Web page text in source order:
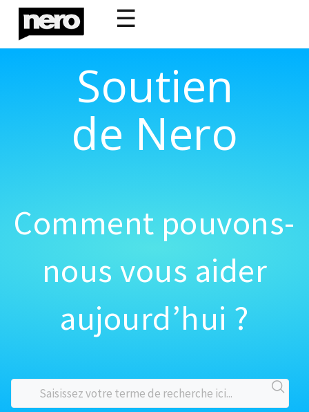
☰
Soutien
de Nero
Comment pouvons-
nous vous aider
aujourd’hui ?